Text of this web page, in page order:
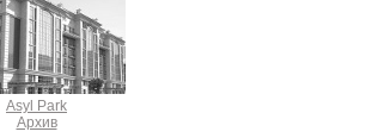
Asyl Park
Архив